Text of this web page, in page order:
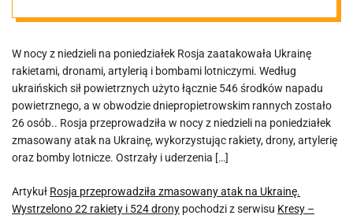
Ukrainę.
Wystrzelono 22
rakiety i 524
drony
W nocy z niedzieli na poniedziałek Rosja zaatakowała Ukrainę
rakietami, dronami, artylerią i bombami lotniczymi. Według
ukraińskich sił powietrznych użyto łącznie 546 środków napadu
powietrznego, a w obwodzie dniepropietrowskim rannych zostało
26 osób.. Rosja przeprowadziła w nocy z niedzieli na poniedziałek
zmasowany atak na Ukrainę, wykorzystując rakiety, drony, artylerię
oraz bomby lotnicze. Ostrzały i uderzenia […]
Artykuł Rosja przeprowadziła zmasowany atak na Ukrainę.
Wystrzelono 22 rakiety i 524 drony pochodzi z serwisu Kresy –